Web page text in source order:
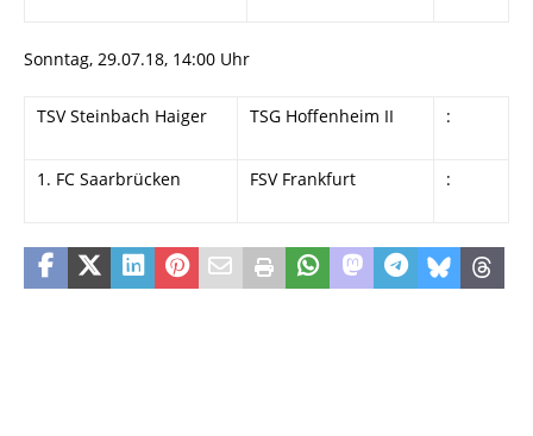
Sonntag, 29.07.18, 14:00 Uhr
TSV Steinbach Haiger TSG Hoffenheim II :
1. FC Saarbrücken FSV Frankfurt :